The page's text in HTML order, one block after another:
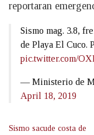
reportaran
Sismo mag. 3.8,
de Playa El Cuco.
pic.twitter.com/
— Ministerio de
April 18, 2019
Sismo sacude costa de